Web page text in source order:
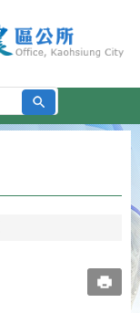
搜
尋